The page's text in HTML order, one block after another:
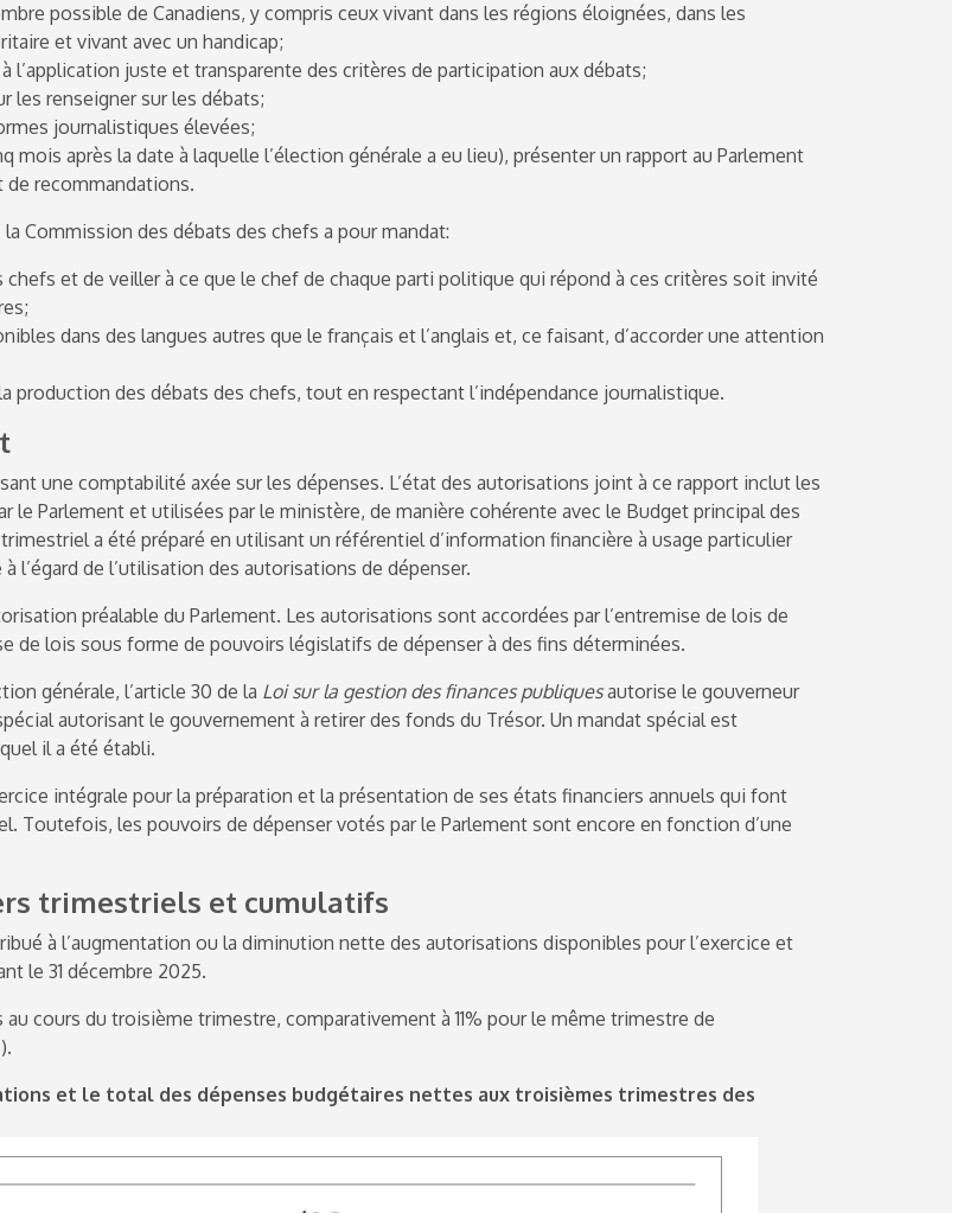
possible de Canadiens, y compris ceux vivant dans les régions éloignées, dans les
et vivant avec un handicap;
l’application juste et transparente des critères de participation aux débats;
les renseigner sur les débats;
journalistiques élevées;
mois après la date à laquelle l’élection générale a eu lieu), présenter un rapport au Parlement
recommandations.
Commission des débats des chefs a pour mandat:
et de veiller à ce que le chef de chaque parti politique qui répond à ces critères soit invité
dans des langues autres que le français et l’anglais et, ce faisant, d’accorder une attention
production des débats des chefs, tout en respectant l’indépendance journalistique.
une comptabilité axée sur les dépenses. L’état des autorisations joint à ce rapport inclut les
le Parlement et utilisées par le ministère, de manière cohérente avec le Budget principal des
a été préparé en utilisant un référentiel d’information financière à usage particulier
l’égard de l’utilisation des autorisations de dépenser.
préalable du Parlement. Les autorisations sont accordées par l’entremise de lois de
de lois sous forme de pouvoirs législatifs de dépenser à des fins déterminées.
générale, l’article 30 de la Loi sur la gestion des finances publiquesautorise le gouverneur
autorisant le gouvernement à retirer des fonds du Trésor. Un mandat spécial est
il a été établi.
intégrale pour la préparation et la présentation de ses états financiers annuels qui font
Toutefois, les pouvoirs de dépenser votés par le Parlement sont encore en fonction d’une
trimestriels et cumulatifs
à l’augmentation ou la diminution nette des autorisations disponibles pour l’exercice et
le 31 décembre 2025.
cours du troisième trimestre, comparativement à 11% pour le même trimestre de
et le total des dépenses budgétaires nettes aux troisièmes trimestres des